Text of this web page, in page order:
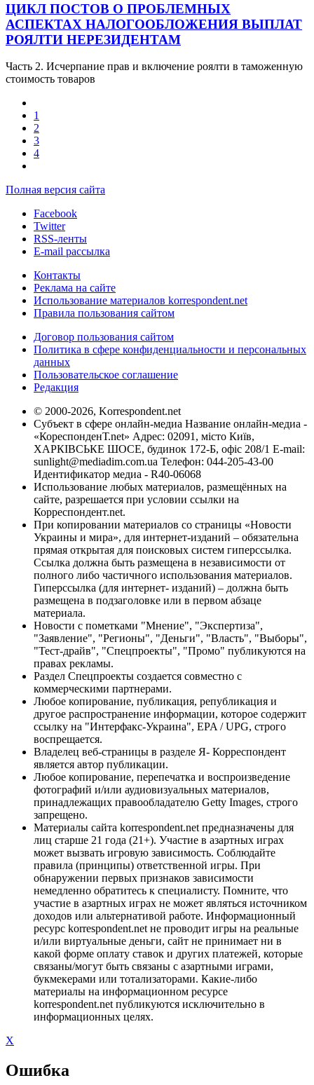
ЦИКЛ ПОСТОВ О ПРОБЛЕМНЫХ
АСПЕКТАХ НАЛОГООБЛОЖЕНИЯ ВЫПЛАТ
РОЯЛТИ НЕРЕЗИДЕНТАМ
Часть 2. Исчерпание прав и включение роялти в таможенную
стоимость товаров
1
2
3
4
Полная версия сайта
Facebook
Twitter
RSS-ленты
E-mail рассылка
Контакты
Реклама на сайте
Использование материалов korrespondent.net
Правила пользования сайтом
Договор пользования сайтом
Политика в сфере конфиденциальности и персональных
данных
Пользовательское соглашение
Редакция
© 2000-2026, Korrespondent.net
Субъект в сфере онлайн-медиа Название онлайн-медиа -
«КореспонденТ.net» Адрес: 02091, місто Київ,
ХАРКІВСЬКЕ ШОСЕ, будинок 172-Б, офіс 208/1 E-mail:
sunlight@mediadim.com.ua Телефон: 044-205-43-00
Идентификатор медиа - R40-06068
Использование любых материалов, размещённых на
сайте, разрешается при условии ссылки на
Корреспондент.net.
При копировании материалов со страницы «Новости
Украины и мира», для интернет-изданий – обязательна
прямая открытая для поисковых систем гиперссылка.
Ссылка должна быть размещена в независимости от
полного либо частичного использования материалов.
Гиперссылка (для интернет- изданий) – должна быть
размещена в подзаголовке или в первом абзаце
материала.
Новости с пометками "Мнение", "Экспертиза",
"Заявление", "Регионы", "Деньги", "Власть", "Выборы",
"Тест-драйв", "Спецпроекты", "Промо" публикуются на
правах рекламы.
Раздел Спецпроекты создается совместно с
коммерческими партнерами.
Любое копирование, публикация, републикация и
другое распространение информации, которое содержит
ссылку на "Интерфакс-Украина", EPA / UPG, строго
воспрещается.
Владелец веб-страницы в разделе Я- Корреспондент
является автор публикации.
Любое копирование, перепечатка и воспроизведение
фотографий и/или аудиовизуальных материалов,
принадлежащих правообладателю Getty Images, строго
запрещено.
Материалы сайта korrespondent.net предназначены для
лиц старше 21 года (21+). Участие в азартных играх
может вызвать игровую зависимость. Соблюдайте
правила (принципы) ответственной игры. При
обнаружении первых признаков зависимости
немедленно обратитесь к специалисту. Помните, что
участие в азартных играх не может являться источником
доходов или альтернативой работе. Информационный
ресурс korrespondent.net не проводит игры на реальные
и/или виртуальные деньги, сайт не принимает ни в
какой форме оплату ставок и других платежей, которые
связаны/могут быть связаны с азартными играми,
букмекерами или тотализаторами. Какие-либо
материалы на информационном ресурсе
korrespondent.net публикуются исключительно в
информационных целях.
X
Ошибка